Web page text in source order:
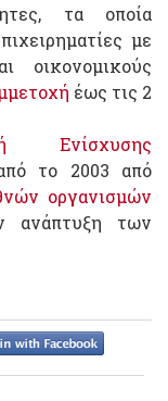
τα οποία
με
οικονομικούς
έως τις 2
Ενίσχυσης
το 2003 από
οργανισμών
ανάπτυξη των